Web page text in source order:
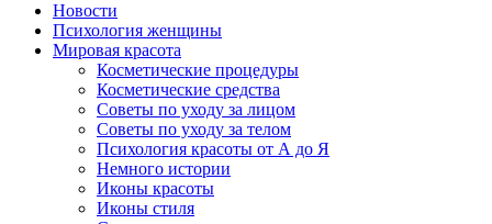
Новости
Психология женщины
Мировая красота
Косметические процедуры
Косметические средства
Советы по уходу за лицом
Советы по уходу за телом
Психология красоты от А до Я
Немного истории
Иконы красоты
Иконы стиля